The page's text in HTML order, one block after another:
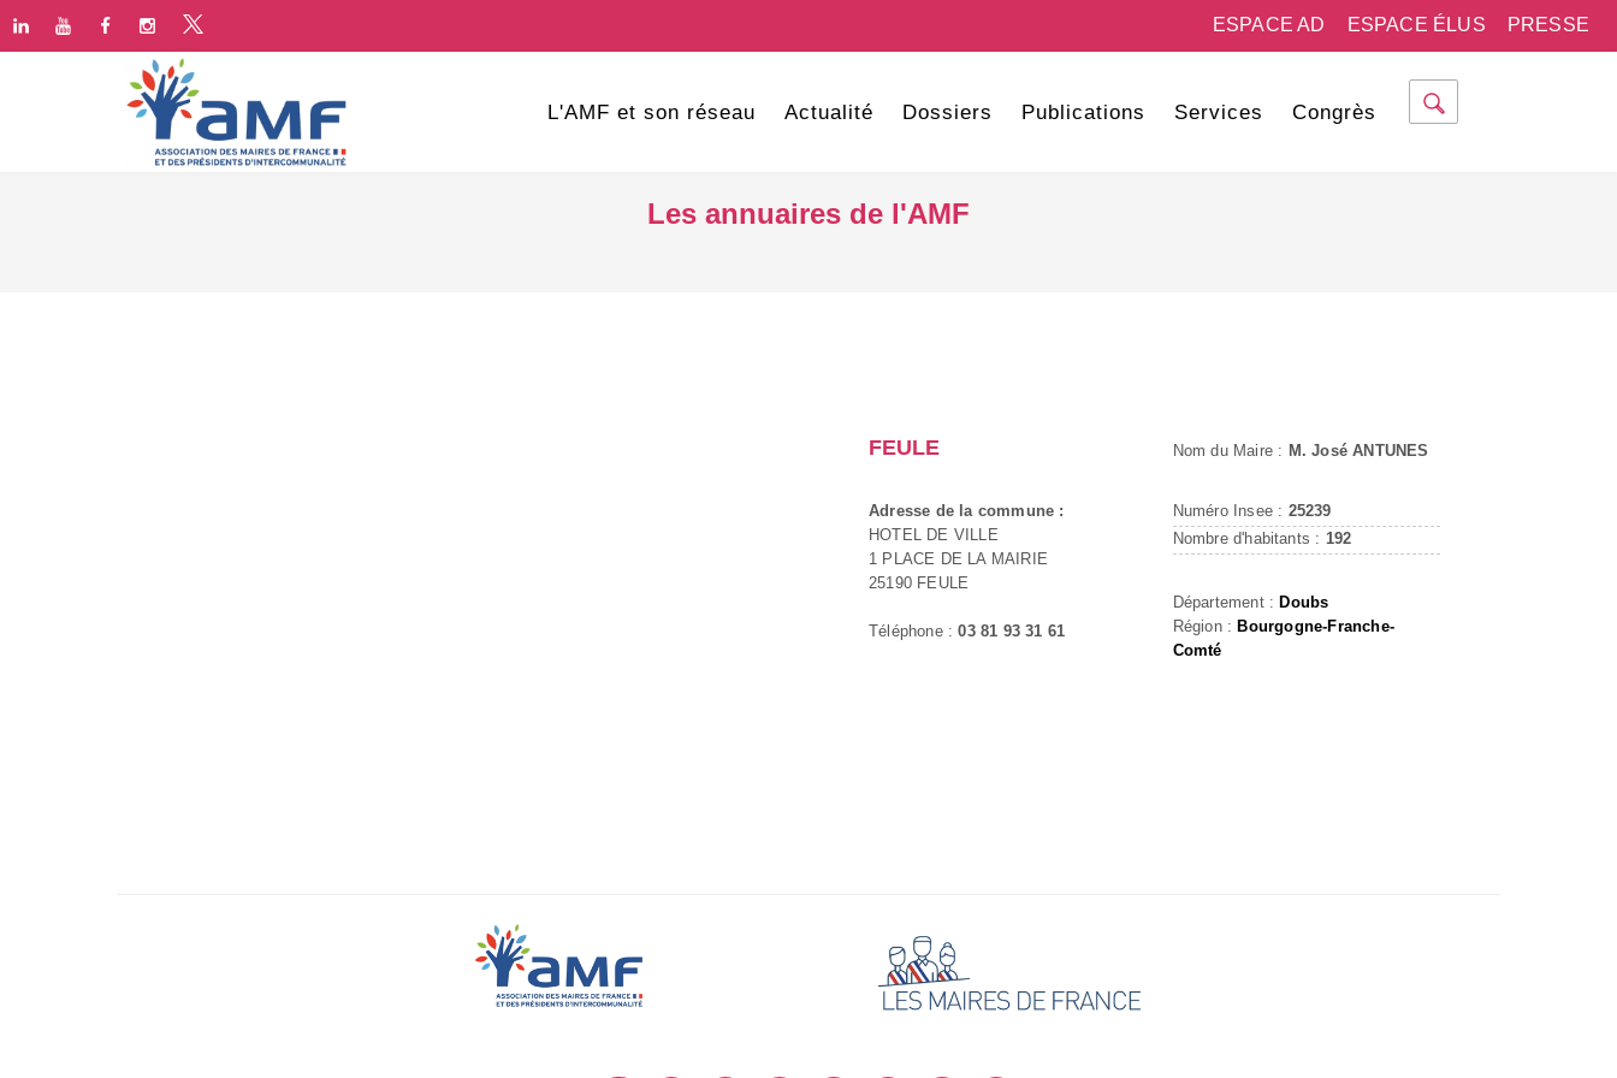
PRESSE
ESPACE ÉLUS
ESPACE AD
L'AMF et son réseau Actualité Dossiers Publications Services Congrès
Les annuaires de l'AMF
FEULE
Adresse de la commune :
HOTEL DE VILLE
1 PLACE DE LA MAIRIE
25190 FEULE
Téléphone :03 81 93 31 61
Nom du Maire : M. José ANTUNES
Numéro Insee : 25239
Nombre d'habitants : 192
Département : Doubs
Région : Bourgogne-Franche-
Comté